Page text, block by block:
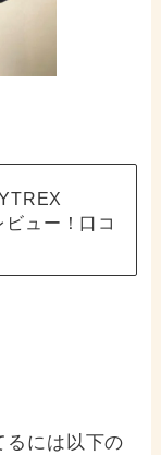
ュー！口コ
るには以下の